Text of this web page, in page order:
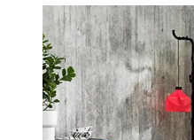
Menata ruangan dengan
kolaborasi IKEA dengan
IKEA)